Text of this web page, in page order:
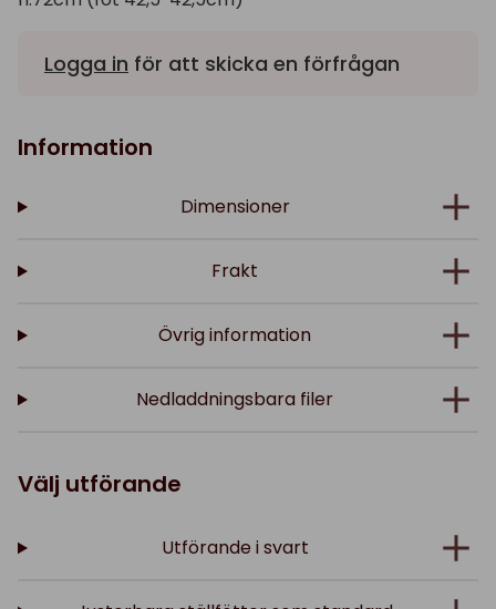
Logga in för att skicka en förfrågan
Information
Dimensioner
Frakt
Övrig information
Nedladdningsbara filer
Välj utförande
Utförande i svart